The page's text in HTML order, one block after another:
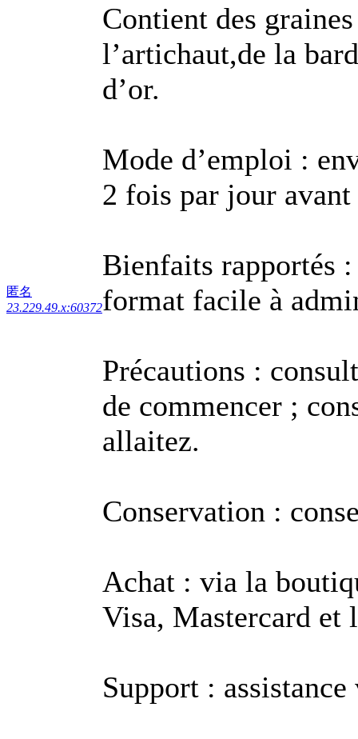
匿名
23.229.49.x:60372
Contient des
l’artichaut,de la
d’or.
Mode d’emploi :
2 fois par jour avant
Bienfaits rapportés
format facile à
Précautions :
de commencer ;
allaitez.
Conservation :
Achat : via la
Visa, Mastercard et
Support :